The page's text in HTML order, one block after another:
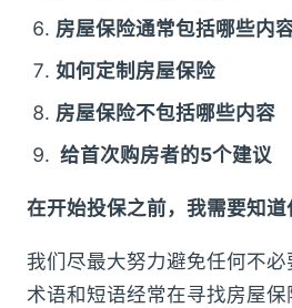
房屋保险通常包括哪些内容
如何定制房屋保险
房屋保险不包括哪些内容
给首次购房者的5个建议
在开始投保之前，我需要知道
我们尽最大努力避免任何不
术语和短语经常在寻找房屋